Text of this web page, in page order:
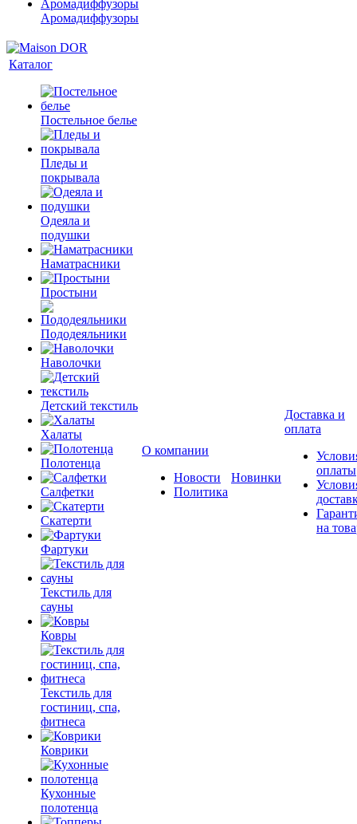
Аромадиффузоры
Каталог
Постельное белье
Пледы и
покрывала
Одеяла и
подушки
Наматрасники
Простыни
Пододеяльники
Наволочки
Детский текстиль
Халаты
Полотенца
Салфетки
Скатерти
Фартуки
Текстиль для
сауны
Ковры
Текстиль для
гостиниц, спа,
фитнеса
Коврики
Кухонные
полотенца
О компании
Новости
Политика
Новинки
Доставка и
оплата
оплаты
на